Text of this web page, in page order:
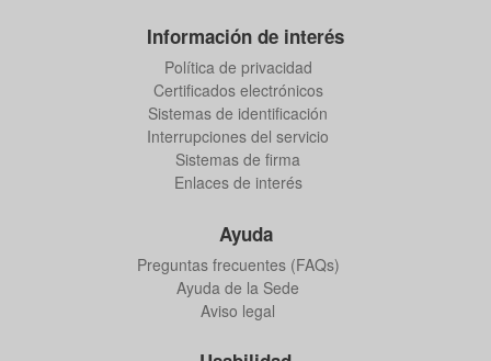
Información de interés
Política de privacidad
Certificados electrónicos
Sistemas de identificación
Interrupciones del servicio
Sistemas de firma
Enlaces de interés
Ayuda
Preguntas frecuentes (FAQs)
Ayuda de la Sede
Aviso legal